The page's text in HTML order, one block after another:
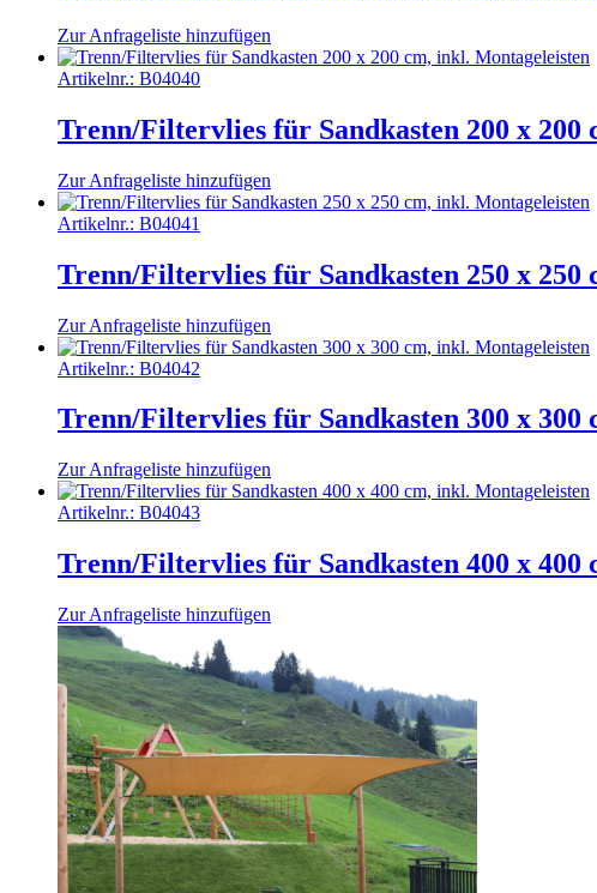
Zur Anfrageliste hinzufügen
Artikelnr.: B04040
Trenn/Filtervlies für Sandkasten 200 x 200
Zur Anfrageliste hinzufügen
Artikelnr.: B04041
Trenn/Filtervlies für Sandkasten 250 x 250
Zur Anfrageliste hinzufügen
Artikelnr.: B04042
Trenn/Filtervlies für Sandkasten 300 x 300
Zur Anfrageliste hinzufügen
Artikelnr.: B04043
Trenn/Filtervlies für Sandkasten 400 x 400
Zur Anfrageliste hinzufügen